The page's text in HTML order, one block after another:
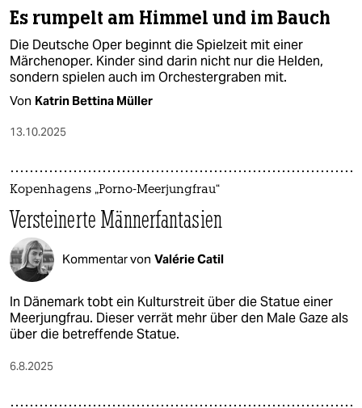
Es rumpelt am Himmel und im Bauch
Die Deutsche Oper beginnt die Spielzeit mit einer
Märchenoper. Kinder sind darin nicht nur die Helden,
sondern spielen auch im Orchestergraben mit.
Von Katrin Bettina Müller
13.10.2025
Kopenhagens „Porno-Meerjungfrau“
Versteinerte Männerfantasien
Kommentar von Valérie Catil
In Dänemark tobt ein Kulturstreit über die Statue einer
Meerjungfrau. Dieser verrät mehr über den Male Gaze als
über die betreffende Statue.
6.8.2025